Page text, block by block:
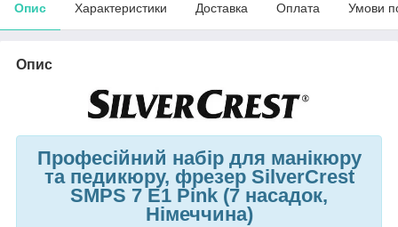
Опис Характеристики Доставка Оплата Умови
Опис
Професійний набір для манікюру
та педикюру, фрезер SilverCrest
SMPS 7 E1 Pink (7 насадок,
Німеччина)